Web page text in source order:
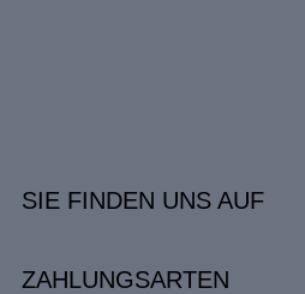
SIE FINDEN UNS AUF
ZAHLUNGSARTEN